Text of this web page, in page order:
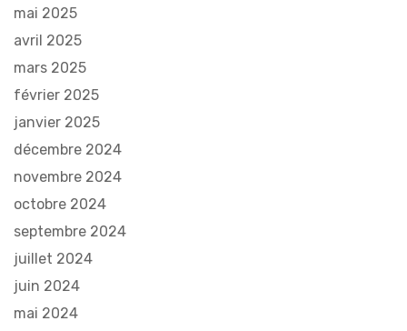
mai 2025
avril 2025
mars 2025
février 2025
janvier 2025
décembre 2024
novembre 2024
octobre 2024
septembre 2024
juillet 2024
juin 2024
mai 2024